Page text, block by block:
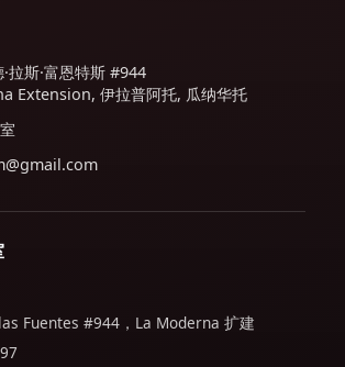
拉斯·富恩特斯 #944
Extension, 伊拉普阿托, 瓜纳华托
Fuentes #944，La Moderna 扩建